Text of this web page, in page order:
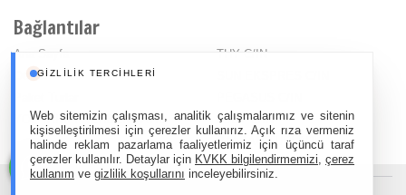
GIZLILIK TERCIHLERI
Web sitemizin çalışması, analitik çalışmalarımız ve sitenin
kişiselleştirilmesi için çerezler kullanırız. Açık rıza vermeniz
halinde reklam pazarlama faaliyetlerimiz için üçüncü taraf
çerezler kullanılır. Detaylar için KVKK bilgilendirmemizi, çerez
kullanım ve gizlilik koşullarını inceleyebilirsiniz.
Bağlantılar
Ana Sayfa
Oteller
YOL TARİFİ REHBER TATİL
THY C/IN
AJET C/IN
BALKAN TURLARI